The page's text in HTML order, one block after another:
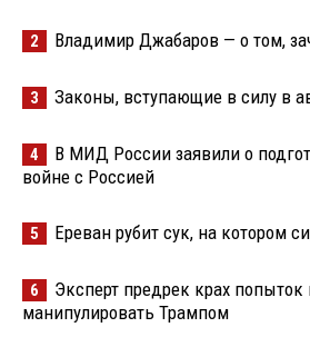
2 Владимир Джабаров — о том,
3 Законы, вступающие в силу в
4
В МИД России заявили о
войне с Россией
5 Ереван рубит сук, на котором
6
Эксперт предрек крах
манипулировать Трампом